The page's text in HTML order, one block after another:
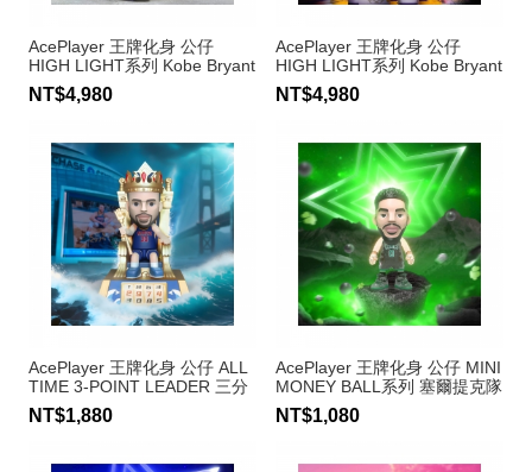
AcePlayer 王牌化身 公仔
HIGH LIGHT系列 Kobe Bryant
#8
NT$4,980
AcePlayer 王牌化身 公仔
HIGH LIGHT系列 Kobe Bryant
#24
NT$4,980
AcePlayer 王牌化身 公仔 ALL
TIME 3-POINT LEADER 三分
王 Stephen Curry #30
NT$1,880
AcePlayer 王牌化身 公仔 MINI
MONEY BALL系列 塞爾提克隊
Jayson Tatum #0
NT$1,080